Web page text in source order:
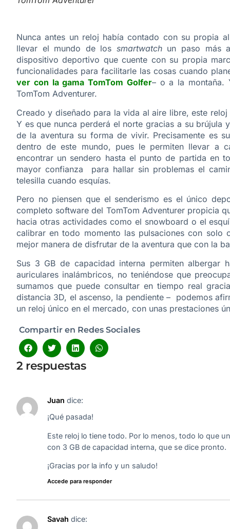
Nunca antes un reloj había contado con su propia
llevar el mundo de los smartwatchun paso más
dispositivo deportivo que cuente con su propia
funcionalidades para facilitarle las cosas cuando
ver con la gama TomTom Golfer– o a la montaña.
TomTom Adventurer.
Creado y diseñado para la vida al aire libre, este
Y es que nunca perderá el norte gracias a su brújula
de la aventura su forma de vivir. Precisamente es
dentro de este mundo, pues le permiten llevar a
encontrar un sendero hasta el punto de partida en
mayor confianza para hallar sin problemas el
telesilla cuando esquías.
Pero no piensen que el senderismo es el único
completo software del TomTom Adventurer propicia
hacia otras actividades como el snowboard o el
calibrar en todo momento las pulsaciones con
mejor manera de disfrutar de la aventura que con la
Sus 3 GB de capacidad interna permiten albergar
auriculares inalámbricos, no teniéndose que
sumamos que puede consultar en tiempo real
distancia 3D, el ascenso, la pendiente – podemos
un reloj único en el mercado, con unas prestaciones
Compartir en Redes Sociales
2 respuestas
Juan dice:
¡Qué pasada!
Este reloj lo tiene todo. Por lo menos, todo lo que
con 3 GB de capacidad interna, que se dice pronto.
¡Gracias por la info y un saludo!
Accede para responder
Savah dice: